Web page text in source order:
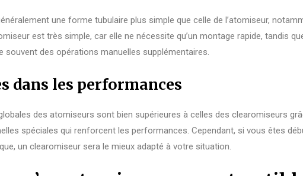
une forme tubulaire plus simple que celle de l’atomiseur,
est très simple, car elle ne nécessite qu’un montage rapide, tandis
souvent des opérations manuelles supplémentaires.
dans les performances
des atomiseurs sont bien supérieures à celles des clearomiseurs
spéciales qui renforcent les performances. Cependant, si vous êtes
un clearomiseur sera le mieux adapté à votre situation.